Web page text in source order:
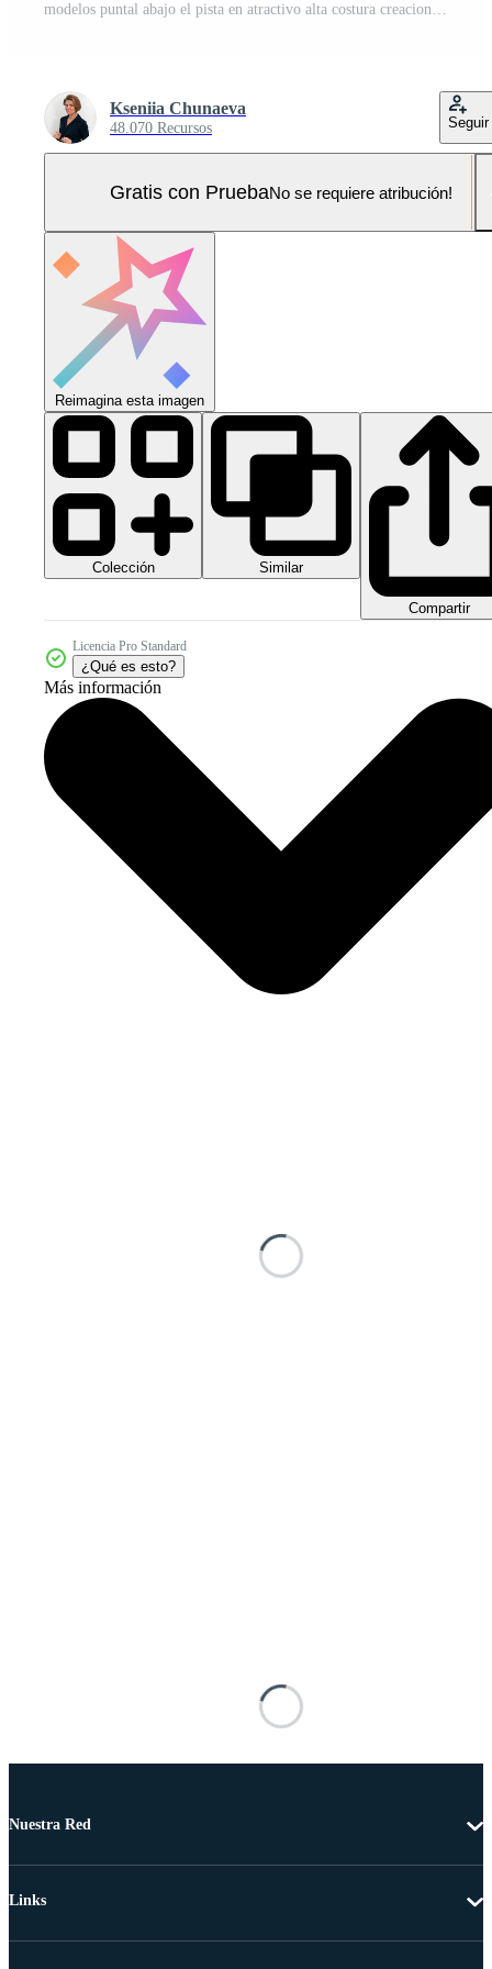
modelos puntal abajo el pista en atractivo alta costura creaciones debajo deslumbrante luces durante el septiembre Moda semana Foto Pro
Kseniia Chunaeva
48.070 Recursos Seguir
Gratis con PruebaNo se requiere atribución!
Reimagina esta imagen
Colección Similar
Compartir
Licencia Pro Standard
¿Qué es esto?
Más información
Nuestra Red
Links